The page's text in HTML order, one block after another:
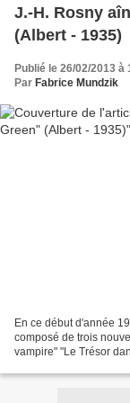
J.-H. Rosny
(Albert - 1935)
Publié le 26/02/2013 à
Par Fabrice Mundzik
En ce début d'année
composé de trois
vampire" "Le Trésor